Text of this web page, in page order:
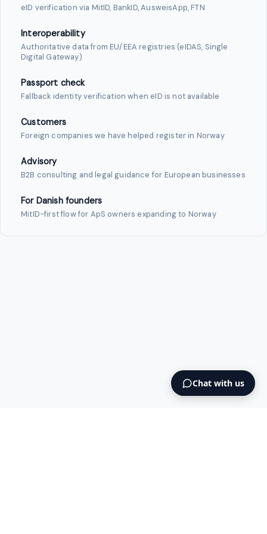
eID verification via MitID, BankID, AusweisApp, FTN
Interoperability
Authoritative data from EU/EEA registries (eIDAS, Single
Digital Gateway)
Passport check
Fallback identity verification when eID is not available
Customers
Foreign companies we have helped register in Norway
Advisory
B2B consulting and legal guidance for European businesses
For Danish founders
MitID-first flow for ApS owners expanding to Norway
Chat with us